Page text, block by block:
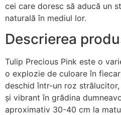
cei care doresc să aducă un
naturală în mediul lor.
Descrierea
Tulip Precious Pink este o
o explozie de culoare în
deschid într-un roz
și vibrant în grădina
aproximativ 30-40 cm la